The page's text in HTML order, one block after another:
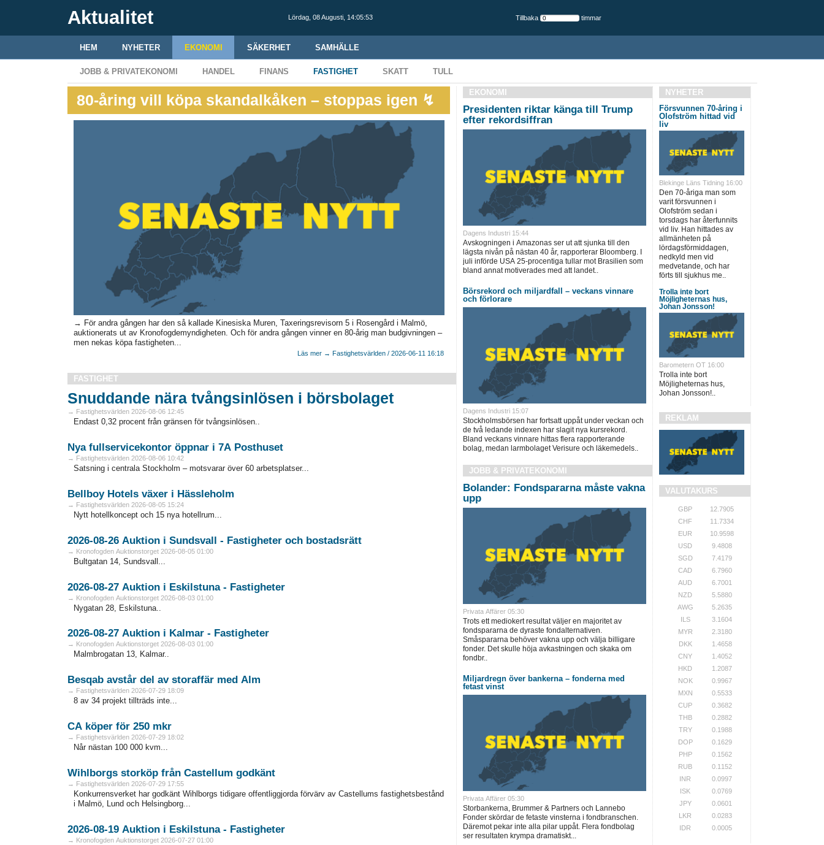
Aktualitet Lördag, 08 Augusti, 14:05:54 Tillbaka timmar
HEM NYHETER EKONOMI SÄKERHET SAMHÄLLE
JOBB & PRIVATEKONOMI HANDEL FINANS FASTIGHET SKATT TULL
80-åring vill köpa skandalkåken – stoppas igen ↯
→ För andra gången har den så kallade Kinesiska Muren, Taxeringsrevisorn 5 i Rosengård i Malmö,
auktionerats ut av Kronofogdemyndigheten. Och för andra gången vinner en 80-årig man budgivningen –
men nekas köpa fastigheten...
Läs mer → Fastighetsvärlden / 2026-06-11 16:18
FASTIGHET
Snuddande nära tvångsinlösen i börsbolaget
→ Fastighetsvärlden 2026-08-06 12:45
Endast 0,32 procent från gränsen för tvångsinlösen..
Nya fullservicekontor öppnar i 7A Posthuset
→ Fastighetsvärlden 2026-08-06 10:42
Satsning i centrala Stockholm – motsvarar över 60 arbetsplatser...
Bellboy Hotels växer i Hässleholm
→ Fastighetsvärlden 2026-08-05 15:24
Nytt hotellkoncept och 15 nya hotellrum...
2026-08-26 Auktion i Sundsvall - Fastigheter och bostadsrätt
→ Kronofogden Auktionstorget 2026-08-05 01:00
Bultgatan 14, Sundsvall...
2026-08-27 Auktion i Eskilstuna - Fastigheter
→ Kronofogden Auktionstorget 2026-08-03 01:00
Nygatan 28, Eskilstuna..
2026-08-27 Auktion i Kalmar - Fastigheter
→ Kronofogden Auktionstorget 2026-08-03 01:00
Malmbrogatan 13, Kalmar..
Besqab avstår del av storaffär med Alm
→ Fastighetsvärlden 2026-07-29 18:09
8 av 34 projekt tillträds inte...
CA köper för 250 mkr
→ Fastighetsvärlden 2026-07-29 18:02
Når nästan 100 000 kvm...
Wihlborgs storköp från Castellum godkänt
→ Fastighetsvärlden 2026-07-29 17:55
Konkurrensverket har godkänt Wihlborgs tidigare offentliggjorda förvärv av Castellums fastighetsbestånd
i Malmö, Lund och Helsingborg...
2026-08-19 Auktion i Eskilstuna - Fastigheter
→ Kronofogden Auktionstorget 2026-07-27 01:00
EKONOMI
Presidenten riktar känga till Trump
efter rekordsiffran
Dagens Industri 15:44
Avskogningen i Amazonas ser ut att sjunka till den
lägsta nivån på nästan 40 år, rapporterar Bloomberg. I
juli införde USA 25-procentiga tullar mot Brasilien som
bland annat motiverades med att landet..
Börsrekord och miljardfall – veckans vinnare
och förlorare
Dagens Industri 15:07
Stockholmsbörsen har fortsatt uppåt under veckan och
de två ledande indexen har slagit nya kursrekord.
Bland veckans vinnare hittas flera rapporterande
bolag, medan larmbolaget Verisure och läkemedels..
JOBB & PRIVATEKONOMI
Bolander: Fondspararna måste vakna
upp
Privata Affärer 05:30
Trots ett mediokert resultat väljer en majoritet av
fondspararna de dyraste fondalternativen.
Småspararna behöver vakna upp och välja billigare
fonder. Det skulle höja avkastningen och skaka om
fondbr..
Miljardregn över bankerna – fonderna med
fetast vinst
Privata Affärer 05:30
Storbankerna, Brummer & Partners och Lannebo
Fonder skördar de fetaste vinsterna i fondbranschen.
Däremot pekar inte alla pilar uppåt. Flera fondbolag
ser resultaten krympa dramatiskt...
NYHETER
Försvunnen 70-åring i
Olofström hittad vid
liv
Blekinge Läns Tidning 16:00
Den 70-åriga man som
varit försvunnen i
Olofström sedan i
torsdags har återfunnits
vid liv. Han hittades av
allmänheten på
lördagsförmiddagen,
nedkyld men vid
medvetande, och har
förts till sjukhus me..
Trolla inte bort
Möjligheternas hus,
Johan Jonsson!
Barometern OT 16:00
Trolla inte bort
Möjligheternas hus,
Johan Jonsson!..
REKLAM
VALUTAKURS
GBP
12.7905
CHF
11.7334
EUR
10.9598
USD
9.4808
SGD
7.4179
CAD
6.7960
AUD
6.7001
NZD
5.5880
AWG
5.2635
ILS
3.1604
MYR
2.3180
DKK
1.4658
CNY
1.4052
HKD
1.2087
NOK
0.9967
MXN
0.5533
CUP
0.3682
THB
0.2882
TRY
0.1988
DOP
0.1629
PHP
0.1562
RUB
0.1152
INR
0.0997
ISK
0.0769
JPY
0.0601
LKR
0.0283
IDR
0.0005